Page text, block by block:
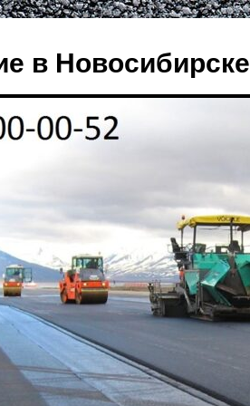
в Новосибирске